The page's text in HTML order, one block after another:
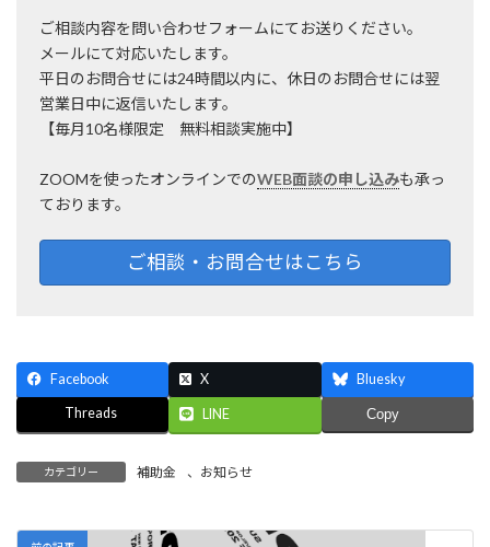
ご相談内容を問い合わせフォームにてお送りください。
メールにて対応いたします。
平日のお問合せには24時間以内に、休日のお問合せには翌
営業日中に返信いたします。
【毎月10名様限定 無料相談実施中】
ZOOMを使ったオンラインでのWEB面談の申し込みも承っ
ております。
ご相談・お問合せはこちら
Facebook X Bluesky
Threads LINE Copy
カテゴリー 補助金 、 お知らせ